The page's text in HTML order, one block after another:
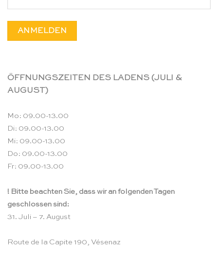
ÖFFNUNGSZEITEN DES LADENS (JULI &
AUGUST)
Mo: 09.00-13.00
Di: 09.00-13.00
Mi: 09.00-13.00
Do: 09.00-13.00
Fr: 09.00-13.00
! Bitte beachten Sie, dass wir an folgenden Tagen
geschlossen sind:
31. Juli – 7. August
Route de la Capite 190, Vésenaz